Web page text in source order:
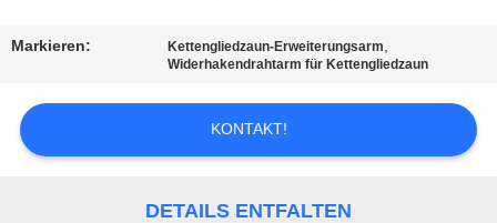
SIE
UNS
IN
VERBINDUNG
Markieren: Kettengliedzaun-Erweiterungsarm,
Widerhakendrahtarm für Kettengliedzaun
KONTAKT!
DETAILS ENTFALTEN